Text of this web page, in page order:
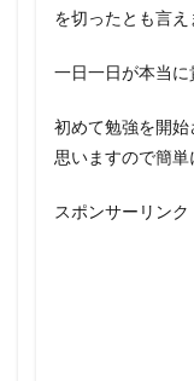
を切ったとも言え
一日一日が本当に
初めて勉強を開
思いますので簡単
スポンサーリンク